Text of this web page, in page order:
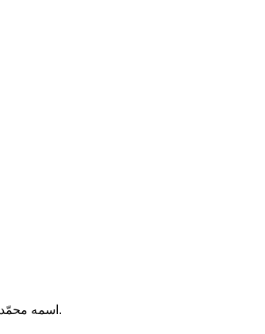
اسمه محمّد ، وكنيته أبو جعفر وأشهر ألقابه التقي والجواد واُمّه « سبيكة » سمّاها الإمام الرضا « الخيزران » وهي تنتسب لمارية القبطية زوجة الرسول صلّى الله عليه وآله.